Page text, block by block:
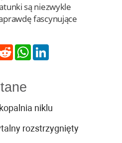
są niezwykle
fascynujące
Reddit WhatsApp
niklu
rozstrzygnięty